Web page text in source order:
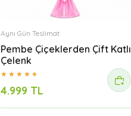
Aynı Gün Teslimat
Pembe Çiçeklerden Çift Katlı
Çelenk
4.999 TL